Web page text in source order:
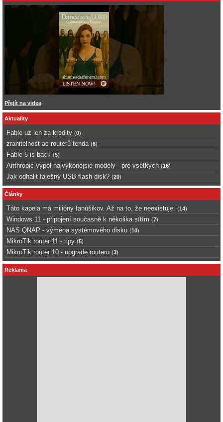
Přejít na videa
Aktuality
Fable uz len za kredity (0)
zranitelnost ac routerů tenda (6)
Fable 5 is back (5)
Anthropic vypol najvykonejsie modely - pre vsetkych (16)
Jak odhalit falešný USB flash disk? (20)
Články
Táto kapela má milióny fanúšikov. Až na to, že neexistuje. (14)
Windows 11 - připojení současně k několika sítím (7)
NAS QNAP - výměna systémového disku (10)
MikroTik router 11 - tipy (5)
MikroTik router 10 - upgrade routeru (3)
Reklama